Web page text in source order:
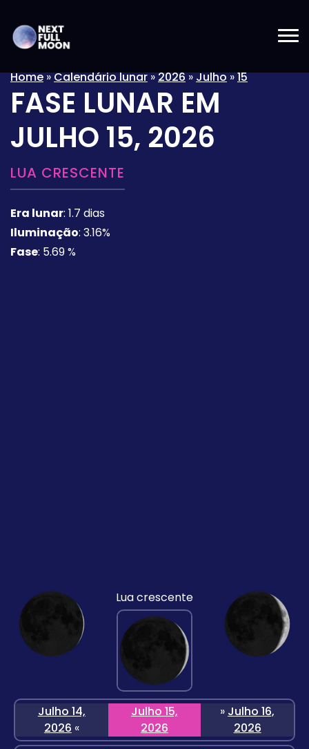
Home»Calendário lunar»2026»Julho»15
FASE LUNAR EM
JULHO 15, 2026
LUA CRESCENTE
Era lunar: 1.7 dias
Iluminação: 3.16%
Fase: 5.69 %
Lua crescente
Julho 14,
2026 «
Julho 15,
2026
» Julho 16,
2026